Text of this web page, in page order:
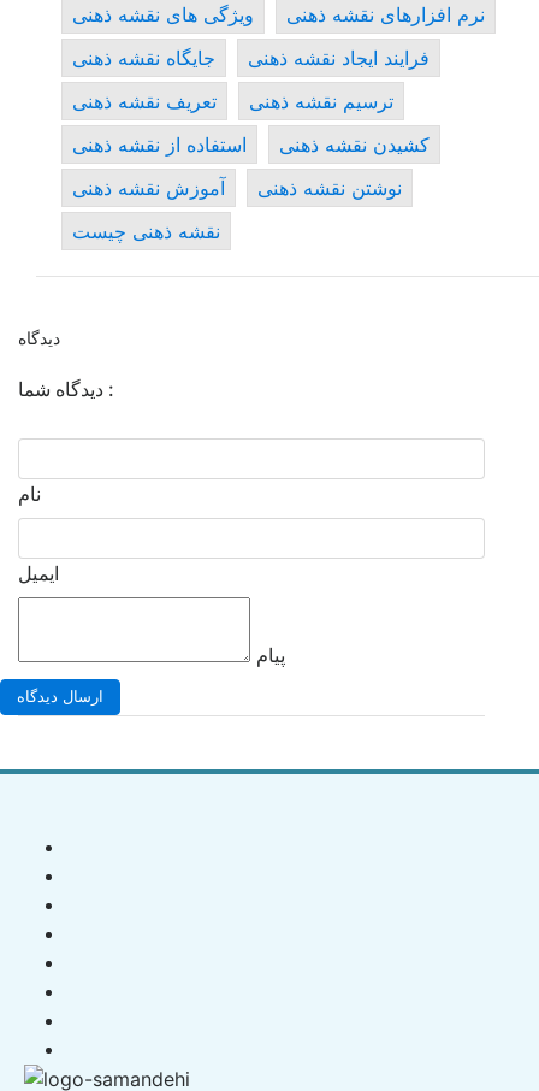
ویژگی های نقشه ذهنی
نرم افزارهای نقشه ذهنی
جایگاه نقشه ذهنی
فرایند ایجاد نقشه ذهنی
تعریف نقشه ذهنی
ترسیم نقشه ذهنی
استفاده از نقشه ذهنی
کشیدن نقشه ذهنی
آموزش نقشه ذهنی
نوشتن نقشه ذهنی
نقشه ذهنی چیست
دیدگاه
دیدگاه شما :
نام
ایمیل
پیام
ارسال دیدگاه